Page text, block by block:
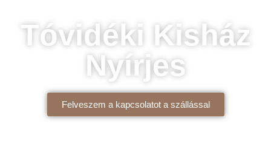
Tóvidéki Kisház
Nyírjes
Felveszem a kapcsolatot a szállással